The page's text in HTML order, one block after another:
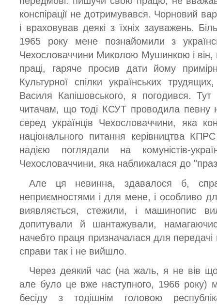
конспірації не дотримувався. Чорновий
і враховував деякі з їхніх зауважень.
1965 року мене познайомили з
Чехословаччини Миколою Мушинкою і він,
праці, гаряче просив дати йому
Культурної спілки українських
Василя Капішовського, я погодився.
читачам, що тоді КСУТ проводила певну
серед українців Чехословаччини, яка
національного питання керівництва
надією поглядали на комуністів-
Чехословаччини, яка наближалася до
Але ця невинна, здавалося б,
неприємностями і для мене, і особливо
виявляється, стежили, і машинопис
допитували й шантажували,
начебто праця призначалася для передачі
справи так і не вийшло.
Через деякий час (на жаль, я не вів
але було це вже наступного, 1966 року)
бесіду з тодішнім головою